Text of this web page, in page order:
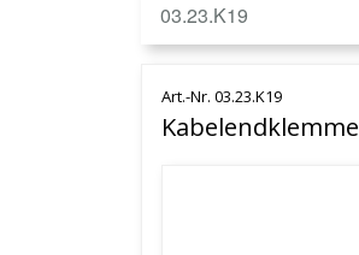
03.23.K19
Art.-Nr. 03.23.K19
Kabelendklemme